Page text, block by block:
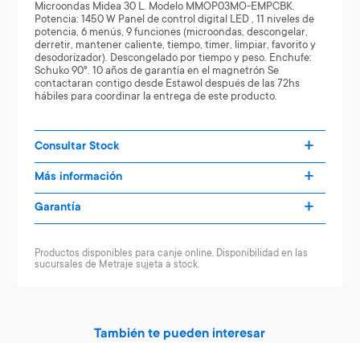
Microondas Midea 30 L. Modelo MMOP03MO-EMPCBK.
Potencia: 1450 W Panel de control digital LED , 11 niveles de
potencia, 6 menús, 9 funciones (microondas, descongelar,
derretir, mantener caliente, tiempo, timer, limpiar, favorito y
desodorizador). Descongelado por tiempo y peso. Enchufe:
Schuko 90°. 10 años de garantía en el magnetrón Se
contactaran contigo desde Estawol después de las 72hs
hábiles para coordinar la entrega de este producto.
Consultar Stock
Más información
Garantía
Productos disponibles para canje online. Disponibilidad en las
sucursales de Metraje sujeta a stock.
También te pueden interesar